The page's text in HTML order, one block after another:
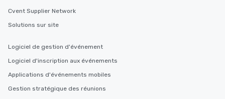
Cvent Supplier Network
Solutions sur site
Logiciel de gestion d'événement
Logiciel d'inscription aux événements
Applications d'événements mobiles
Gestion stratégique des réunions